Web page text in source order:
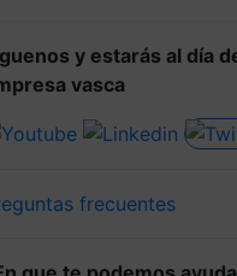
y estarás al día
vasca
frecuentes